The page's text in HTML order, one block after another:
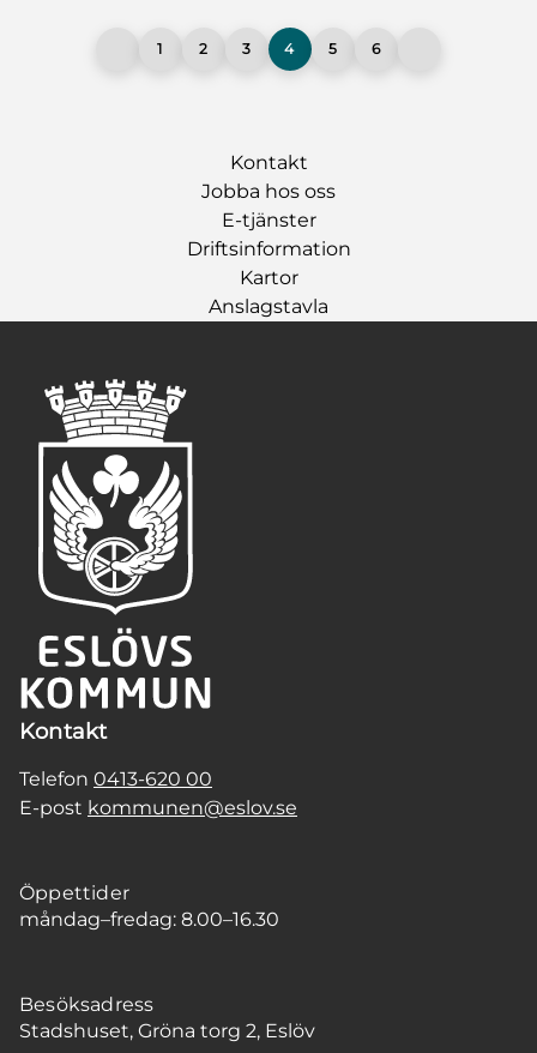
1 2 3 4 5 6
Kontakt
Jobba hos oss
E-tjänster
Driftsinformation
Kartor
Anslagstavla
Kontakt
Telefon 0413-620 00
E-post kommunen@eslov.se
Öppettider
måndag–fredag: 8.00–16.30
Besöksadress
Stadshuset, Gröna torg 2, Eslöv